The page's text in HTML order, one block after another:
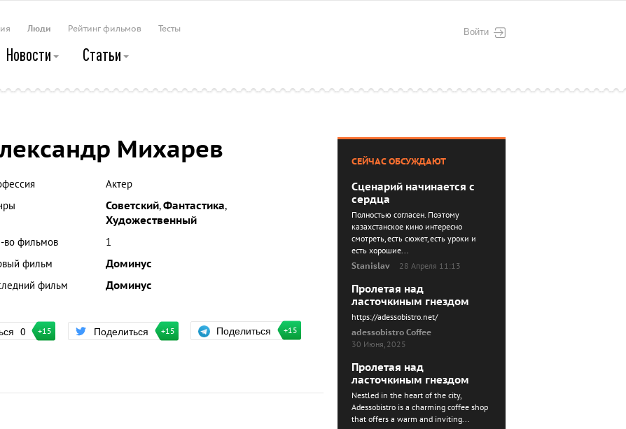
Войти
Люди Рейтинг фильмов Тесты
Новости Статьи
Михарев
Актер
Советский,Фантастика,
Художественный
во фильмов
1
фильм
Доминус
фильм
Доминус
0 +15 Поделиться +15 Поделиться +15
СЕЙЧАС ОБСУЖДАЮТ
Сценарий начинается с
сердца
Полностью согласен. Поэтому
казахстанское кино интересно
смотреть, есть сюжет, есть уроки и
есть хорошие...
Stanislav
28 Апреля 11:13
Пролетая над
ласточкиным гнездом
https://adessobistro.net/
adessobistro Coffee
30 Июня, 2025
Пролетая над
ласточкиным гнездом
Nestled in the heart of the city,
Adessobistro is a charming coffee shop
that offers a warm and inviting...